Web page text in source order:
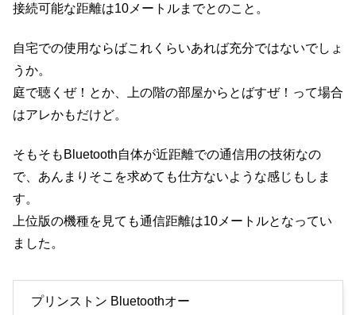
接続可能な距離は10メートルまでとのこと。
自宅での使用ならばこれくらいあれば充分ではないでしょ
うか。
庭で聴くぜ！とか、上の階の部屋からとばすぜ！って場合
はアレかもだけど。
そもそもBluetooth自体が近距離での通信用の技術なの
で、あんまりそこを求めても仕方ないような感じもしま
す。
上位版の機種を見ても通信距離は10メートルとなってい
ました。
プリンストン Bluetoothオー